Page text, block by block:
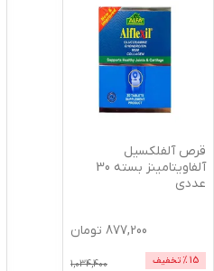
قرص آلفلکسیل
آلفاویتامینز بسته 30
عددی
877,200 تومان
15 % تخفیف 1,034,400